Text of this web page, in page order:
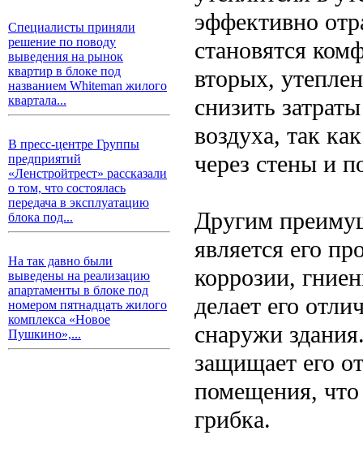
Специалисты приняли
решение по поводу
выведения на рынок
квартир в блоке под
названием Whiteman жилого
квартала...
В пресс-центре Группы
предприятий
«Ленстройтрест» рассказали
о том, что состоялась
передача в эксплуатацию
блока под...
На так давно были
выведены на реализацию
апартаменты в блоке под
номером пятнадцать жилого
комплекса «Новое
Пушкино»,...
эффективно
становятся
вторых,
снизить
воздуха, так
через стены и
Другим
является его
коррозии,
делает его
снаружи
защищает его
помещения, что
грибка.